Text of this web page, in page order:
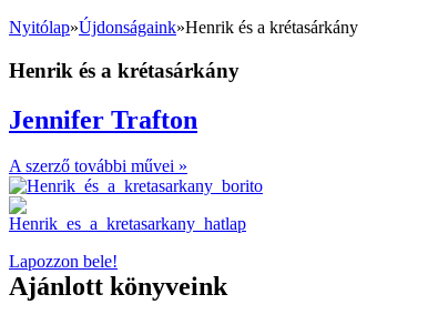
Nyitólap»Újdonságaink»Henrik és a krétasárkány
Henrik és a krétasárkány
Jennifer Trafton
A szerző további művei »
Lapozzon bele!
Ajánlott könyveink